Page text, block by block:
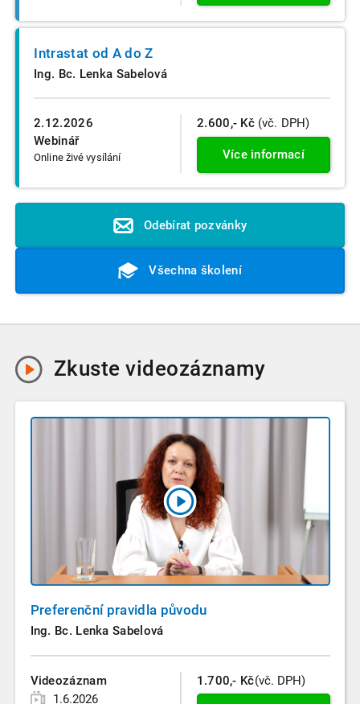
2.12.2026
Webinář
Online živé vysílání
Intrastat od A do Z
Ing. Bc. Lenka Sabelová
2.600,- Kč (vč. DPH)
Více informací
Odebírat pozvánky
Všechna školení
Zkustevideozáznamy
Preferenční pravidla původu
Ing. Bc. Lenka Sabelová
Videozáznam
1.6.2026
1.700,- Kč(vč. DPH)